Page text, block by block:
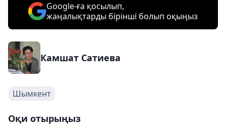
Google-ға қосылып,
жаңалықтарды бірінші болып оқыңыз
Камшат Сатиева
Шымкент
Оқи отырыңыз